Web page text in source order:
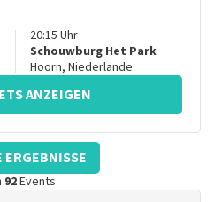
20:15 Uhr
Schouwburg Het Park
Hoorn, Niederlande
ANZEIGEN
ERGEBNISSE
92Events